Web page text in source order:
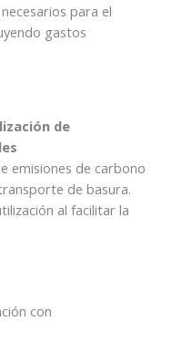
para el
gastos
de
emisiones de carbono
de basura.
al facilitar la
con